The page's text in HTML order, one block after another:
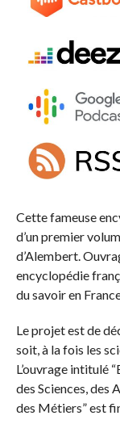
Cette fameuse
d’un premier
d’Alembert.
encyclopédie
du savoir en
Le projet est de
soit, à la fois les
L’ouvrage intitulé
des Sciences, des
des Métiers” est